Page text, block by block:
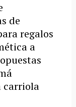
de
regalos
a
carriola